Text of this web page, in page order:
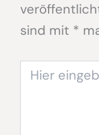
sind mit *
eingeben…